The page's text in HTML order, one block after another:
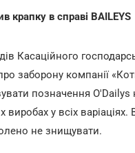
крапку в справі BAILEYS
Касаційного
заборону компанії
позначення O'Dailys
виробах у всіх
не знищувати.